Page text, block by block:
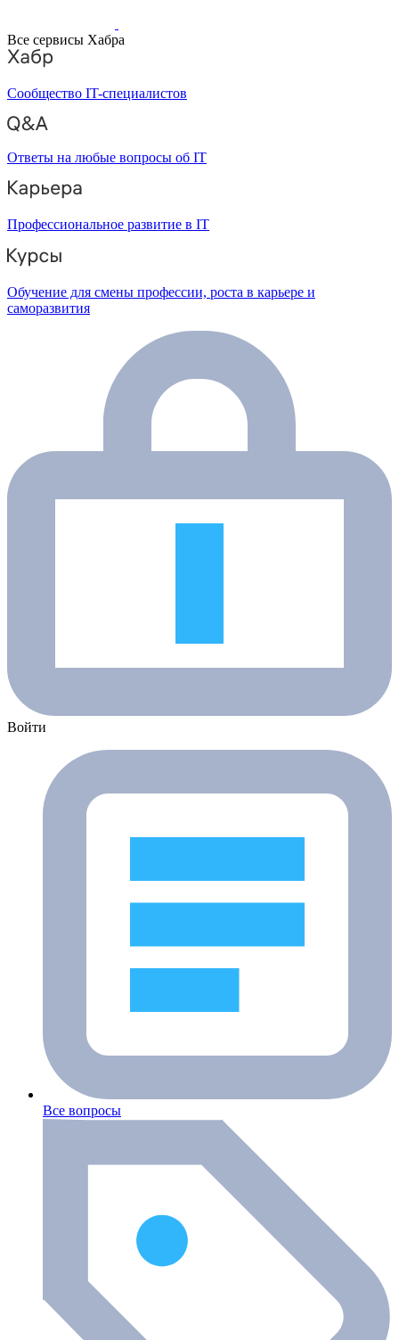
Все сервисы Хабра
Сообщество IT-специалистов
Ответы на любые вопросы об IT
Профессиональное развитие в IT
Обучение для смены профессии, роста в карьере и
саморазвития
Войти
Все вопросы